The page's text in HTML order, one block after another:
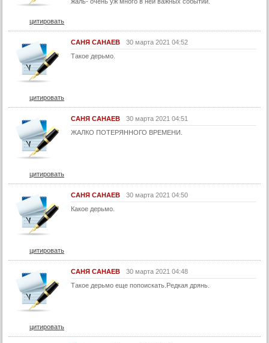
43 серия
44 серия
45 серия
46 серия
47 серия
49 серия
50 серия
52 серия
53 серия
54 серия
55 серия
56 серия
58 серия
59 серия
61 серия
цитировать
САНЯ САНАЕВ
30 марта 2021 04:52
Такое дерьмо.
цитировать
САНЯ САНАЕВ
30 марта 2021 04:51
ЖАЛКО ПОТЕРЯННОГО ВРЕМЕНИ.
цитировать
САНЯ САНАЕВ
30 марта 2021 04:50
Какое дерьмо.
цитировать
САНЯ САНАЕВ
30 марта 2021 04:48
Такое дерьмо еще попоискать.Редкая дрянь.
цитировать